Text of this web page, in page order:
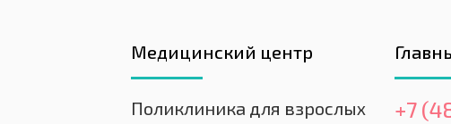
Медицинский центр
Поликлиника для взрослых
+7